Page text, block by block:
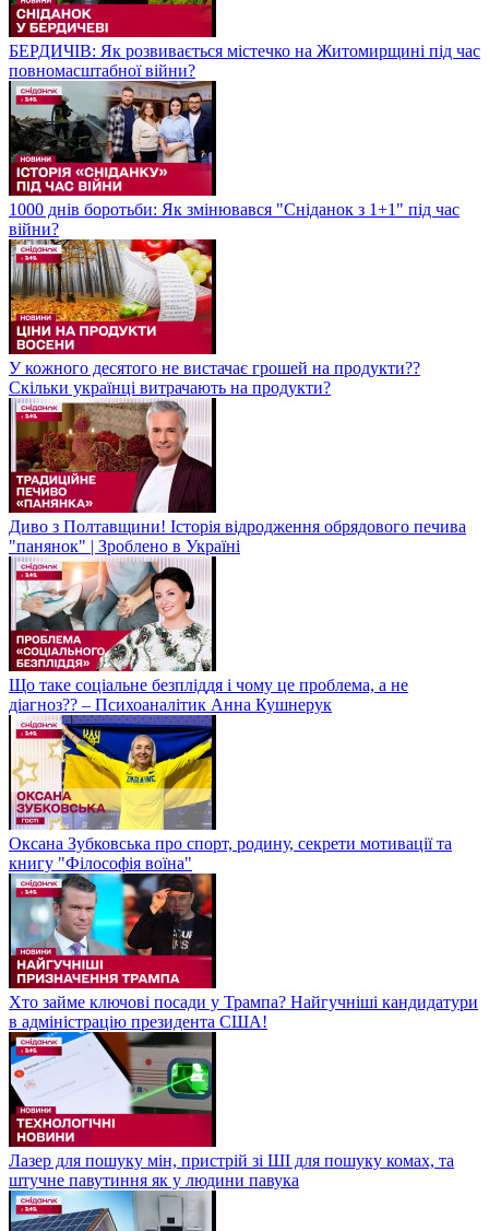
БЕРДИЧІВ: Як розвивається містечко на Житомирщині під час
повномасштабної війни?
1000 днів боротьби: Як змінювався "Сніданок з 1+1" під час
війни?
У кожного десятого не вистачає грошей на продукти??
Скільки українці витрачають на продукти?
Диво з Полтавщини! Історія відродження обрядового печива
"панянок" | Зроблено в Україні
Що таке соціальне безпліддя і чому це проблема, а не
діагноз?? – Психоаналітик Анна Кушнерук
Оксана Зубковська про спорт, родину, секрети мотивації та
книгу "Філософія воїна"
Хто займе ключові посади у Трампа? Найгучніші кандидатури
в адміністрацію президента США!
Лазер для пошуку мін, пристрій зі ШІ для пошуку комах, та
штучне павутиння як у людини павука